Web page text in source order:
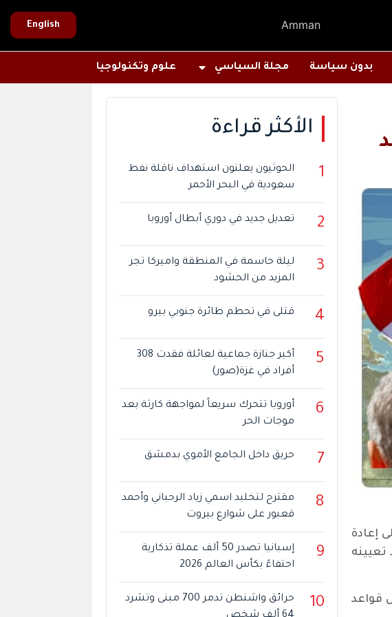
Amman
English
بدون سياسة مجلة السياسي علوم وتكنولوجيا
إعادة
تعيينه
قواعد
الأكثر قراءة
1
الحوثيون يعلنون استهداف ناقلة نفط
سعودية في البحر الأحمر
2 تعديل جديد في دوري أبطال أوروبا
3
ليلة حاسمة في المنطقة واميركا تجر
المزيد من الحشود
4 قتلى في تحطم طائرة جنوبي بيرو
5
أكبر جنازة جماعية لعائلة فقدت 308
أفراد في غزة(صور)
6
أوروبا تتحرك سريعاً لمواجهة كارثة بعد
موجات الحر
7 حريق داخل الجامع الأموي بدمشق
8
مقترح لتخليد اسمي زياد الرحباني وأحمد
قعبور على شوارع بيروت
9
إسبانيا تصدر 50 ألف عملة تذكارية
احتفاءً بكأس العالم 2026
10
حرائق واشنطن تدمر 700 مبنى وتشرد